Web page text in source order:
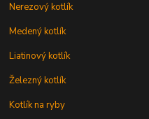
Nerezový kotlík
Medený kotlík
Liatinový kotlík
Železný kotlík
Kotlík na ryby